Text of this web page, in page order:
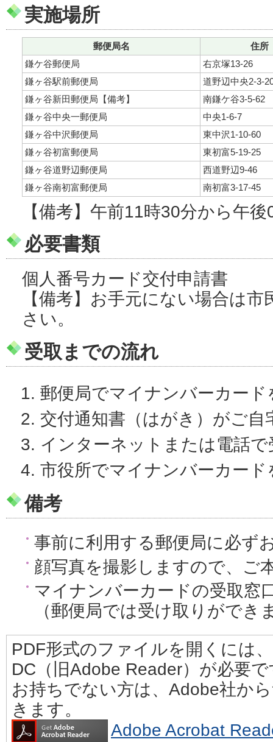
実施場所
郵便局名
住所
鎌ケ谷郵便局
右京塚13-26
鎌ヶ谷駅前郵便局
道野辺中央2-3-
鎌ヶ谷新田郵便局【備考】
南鎌ケ谷3-5-62
鎌ヶ谷中央一郵便局
中央1-6-7
鎌ヶ谷中沢郵便局
東中沢1-10-60
鎌ヶ谷初富郵便局
東初富5-19-25
鎌ヶ谷道野辺郵便局
西道野辺9-46
鎌ヶ谷南初富郵便局
南初富3-17-45
【備考】午前11時30分から午
必要書類
個人番号カード交付申請書
【備考】お手元にない場合は
さい。
受取までの流れ
郵便局でマイナンバーカード
交付通知書（はがき）がご自
インターネットまたは電話
市役所でマイナンバーカード
備考
事前に利用する郵便局に必ず
顔写真を撮影しますので、ご
マイナンバーカードの受取窓
（郵便局では受け取りができ
PDF形式のファイルを開くには
DC（旧Adobe Reader）が必要
お持ちでない方は、Adobe社か
きます。
Adobe Acrobat